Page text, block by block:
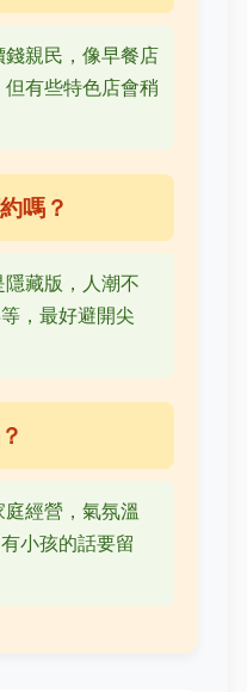
親民，像早餐店
有些特色店會稍
嗎？
藏版，人潮不
，最好避開尖
經營，氣氛溫
小孩的話要留